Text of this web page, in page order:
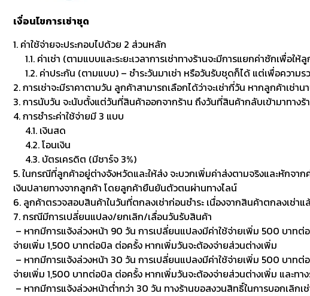
เงื่อนไขการเช่าชุด
1. ค่าใช้จ่ายจะประกอบไปด้วย 2 ส่วนหลัก
1.1. ค่าเช่า (ตามแบบและระยะเวลาการเช่าทางร้านจะมีการแยกค่าซักเพื่อใ
1.2. ค่าประกัน (ตามแบบ) – ชำระวันมาเช่า หรือวันรับชุดก็ได้ แต่เพื่อความร
2. การเช่าจะมีราคาตามวัน ลูกค้าสามารถเลือกได้ว่าจะเช่ากี่วัน หากลูกค้าเช่า
3. การนับวัน จะนับตั้งแต่วันที่สินค้าออกจากร้าน ถึงวันที่สินค้ากลับเข้ามาทางร้
4. การชำระค่าใช้จ่ายมี 3 แบบ
4.1. เงินสด
4.2. โอนเงิน
4.3. บัตรเครดิต (มีชาร์จ 3%)
5. ในกรณีที่ลูกค้าอยู่ต่างจังหวัดและให้ส่ง จะบวกเพิ่มค่าส่งตามจริงและหักจา
เงินปลายทางจากลูกค้า โดยลูกค้ายืนยันตัวตนผ่านทางไลน์
6. ลูกค้าตรวจสอบสินค้าในวันที่ตกลงเช่าก่อนชำระ เนื่องจากสินค้าตกลงเช่า
7. กรณีมีการเปลี่ยนแปลง/ยกเลิก/เลื่อนวันรับสินค้า
– หากมีการแจ้งล่วงหน้า 90 วัน การเปลี่ยนแปลงมีค่าใช้จ่ายเพิ่ม 500 บาท
จ่ายเพิ่ม 1,500 บาทต่อบิล ต่อครั้ง หากเพิ่มวันจะต้องจ่ายส่วนต่างเพิ่ม
– หากมีการแจ้งล่วงหน้า 30 วัน การเปลี่ยนแปลงมีค่าใช้จ่ายเพิ่ม 500 บาทต่
จ่ายเพิ่ม 1,500 บาทต่อบิล ต่อครั้ง หากเพิ่มวันจะต้องจ่ายส่วนต่างเพิ่ม และท
– หากมีการแจ้งล่วงหน้าต่ำกว่า 30 วัน ทางร้านขอสงวนสิทธิ์ในการบอกเลิก